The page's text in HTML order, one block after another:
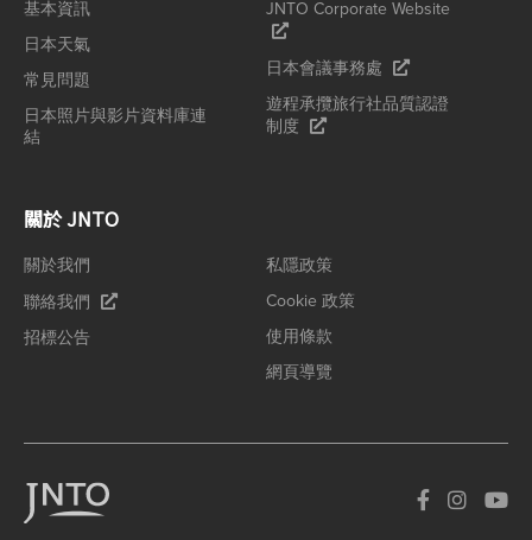
基本資訊
日本天氣
常見問題
日本照片與影片資料庫連
結
JNTO Corporate Website
日本會議事務處
遊程承攬旅行社品質認證
制度
關於 JNTO
關於我們
聯絡我們
招標公告
私隱政策
Cookie 政策
使用條款
網頁導覽